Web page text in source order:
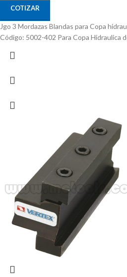
COTIZAR
Jgo 3 Mordazas Blandas para Copa
Código: 5002-402 Para Copa Hidraulica